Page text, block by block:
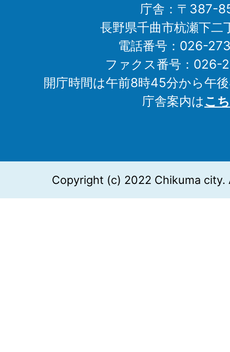
庁舎：〒387-
長野県千曲市杭瀬下二
電話番号：026-
ファクス番号：026-
開庁時間は午前8時45分から午
庁舎案内はこ
Copyright (c) 2022 Chikuma city.